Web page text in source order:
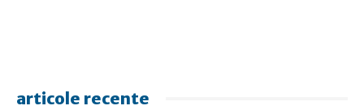
articole recente